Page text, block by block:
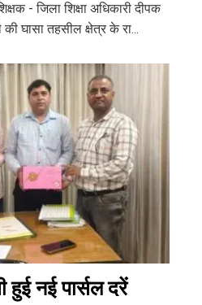
- जिला शिक्षा अधिकारी दीपक
घासा तहसील क्षेत्र के रा...
हुई नई पार्सल दरें